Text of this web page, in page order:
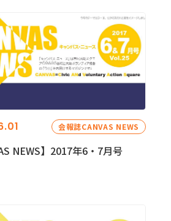
会報誌CANVAS NEWS
NEWS】2017年6・7月号